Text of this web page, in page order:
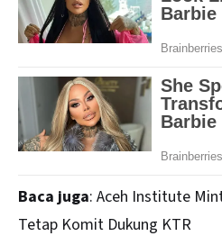
Baca juga: Aceh Institute
Tetap Komit Dukung KTR